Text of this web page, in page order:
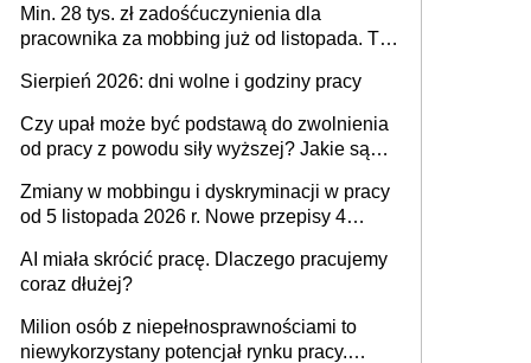
Min. 28 tys. zł zadośćuczynienia dla
pracownika za mobbing już od listopada. To
zespołu
Sierpień 2026: dni wolne i godziny pracy
Czy upał może być podstawą do zwolnienia
od pracy z powodu siły wyższej? Jakie są
Zmiany w mobbingu i dyskryminacji w pracy
od 5 listopada 2026 r. Nowe przepisy 4
Ustaw
AI miała skrócić pracę. Dlaczego pracujemy
coraz dłużej?
Milion osób z niepełnosprawnościami to
niewykorzystany potencjał rynku pracy.